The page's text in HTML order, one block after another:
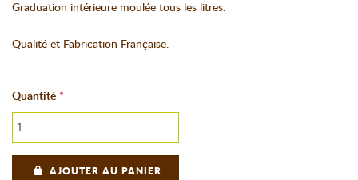
Graduation intérieure moulée tous les litres.
Qualité et Fabrication Française.
Quantité
AJOUTER AU PANIER